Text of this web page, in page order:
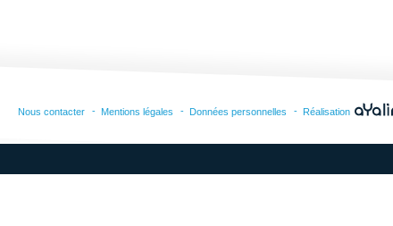
Nous contacter Mentions légales Données personnelles Réalisation